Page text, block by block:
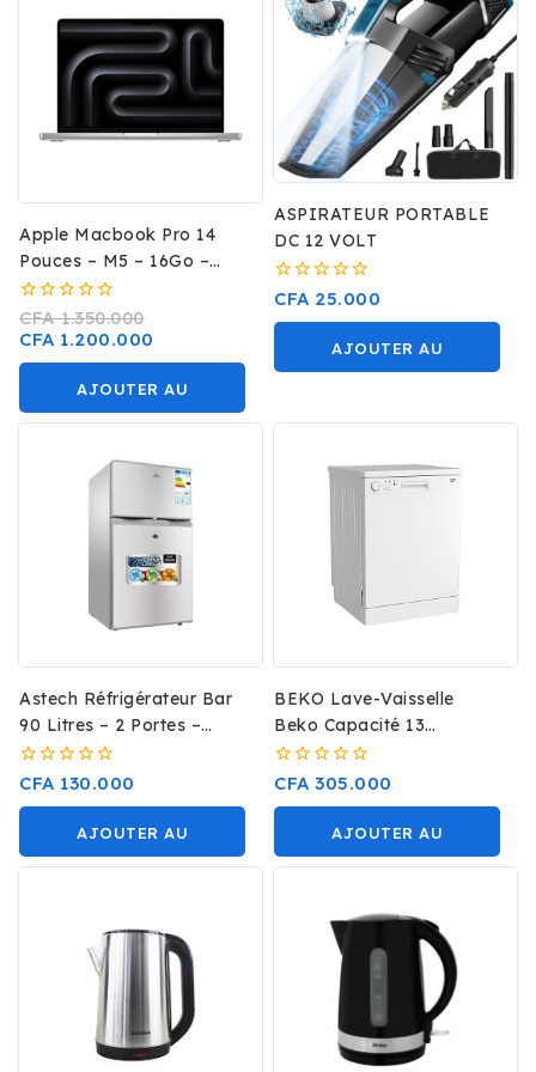
Apple Macbook Pro 14
Pouces – M5 – 16Go –
512Go
0
sur
5
CFA1.350.000
CFA 1.200.000
AJOUTER AU
PANIER
ASPIRATEUR PORTABLE
DC 12 VOLT
0
5
CFA 25.000
AJOUTER AU
Astech Réfrigérateur Bar
90 Litres – 2 Portes –
FP119H- Gris
0
5
CFA 130.000
AJOUTER AU
PANIER
BEKO Lave-Vaisselle
Beko Capacité 13
Couverts A++
0
5
CFA 305.000
AJOUTER AU
PANIER